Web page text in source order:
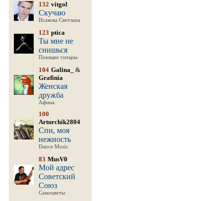
132 vitgol
Скучаю
Исакова Светлана
123 ptica
Ты мне не
снишься
Поющие гитары
104 Galina_
&
Grafinia
Женская
дружба
Афина
100
Arturchik2804
Спи, моя
нежность
Dance Music
83 MusV0
Мой адрес
Советский
Союз
Самоцветы